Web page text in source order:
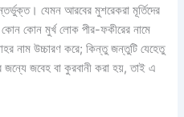
যেমন আরবের মুশরেকরা মূর্তিদের
কোন কোন মুর্খ লোক পীর-ফকীরের নামে
নাম উচ্চারণ করে; কিন্তু জন্তুটি যেহেতু
জন্যে জবেহ বা কুরবানী করা হয়, তাই এ